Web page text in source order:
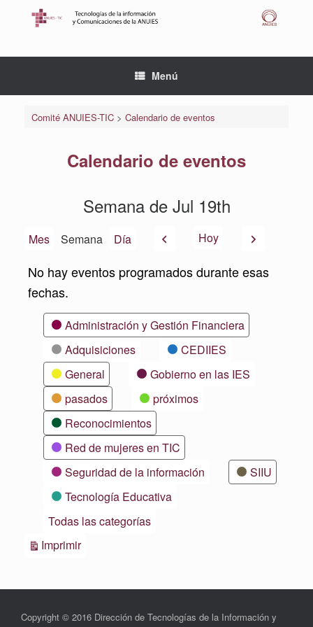
Menú
Comité ANUIES-TIC> Calendario de eventos
Calendario de eventos
Semana de Jul 19th
Mes Semana Día AnteriorHoy Siguiente
No hay eventos programados durante esas
fechas.
CategoríasAdministración y Gestión Financiera
Adquisiciones
CEDIIES
General
Gobierno en las IES
pasados
próximos
Reconocimientos
Red de mujeres en TIC
Seguridad de la información
SIIU
Tecnología Educativa
Todas las categorías
ImprimirVistas
Copyright © 2016 Dirección de Tecnologías de la Información y